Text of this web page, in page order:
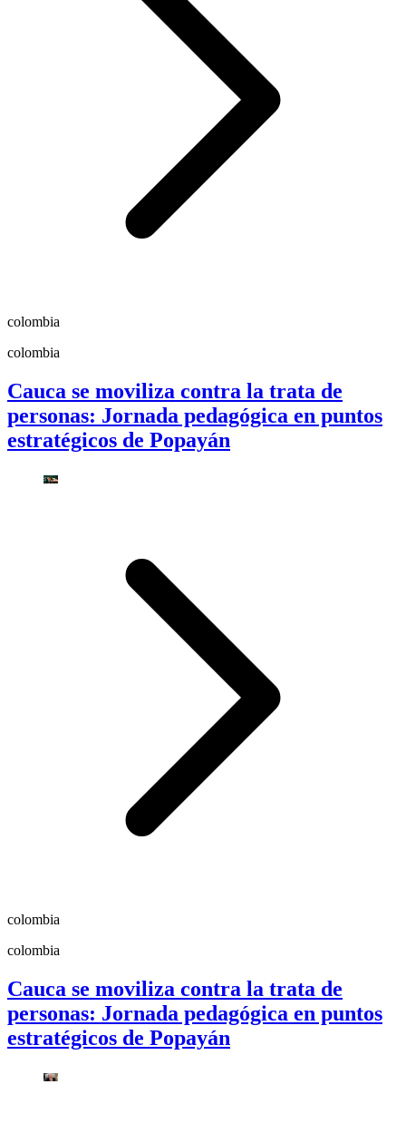
colombia
colombia
Cauca se moviliza contra la trata de
personas: Jornada pedagógica en puntos
estratégicos de Popayán
colombia
colombia
Cauca se moviliza contra la trata de
personas: Jornada pedagógica en puntos
estratégicos de Popayán